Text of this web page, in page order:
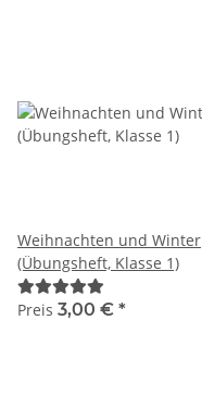
Weihnachten und Winter
(Übungsheft, Klasse 1)
Preis 3,00 € *